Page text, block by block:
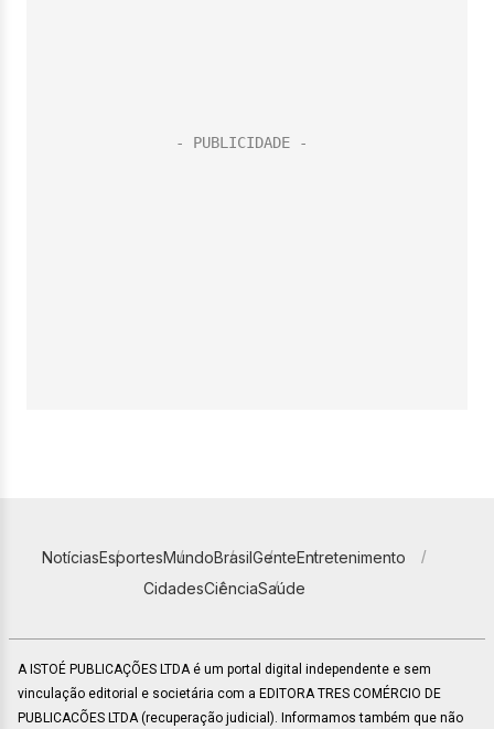
NotíciasEsportesMundoBrasilGenteEntretenimento
CidadesCiênciaSaúde
A ISTOÉ PUBLICAÇÕES LTDA é um portal digital independente e sem
vinculação editorial e societária com a EDITORA TRES COMÉRCIO DE
PUBLICACÕES LTDA (recuperação judicial). Informamos também que não